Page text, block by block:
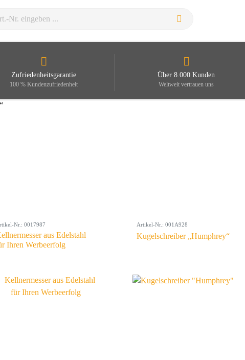
Zufriedenheitsgarantie
100 % Kundenzufriedenheit
Über 8.000 Kunden
Weltweit vertrauen uns
Nr.: 0017987
aus Edelstahl
Ihren Werbeerfolg
Artikel-Nr.: 001A928
Kugelschreiber „Humphrey“